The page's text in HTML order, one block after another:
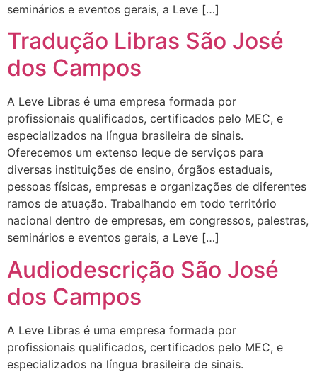
seminários e eventos gerais, a Leve […]
Tradução Libras São José
dos Campos
A Leve Libras é uma empresa formada por
profissionais qualificados, certificados pelo MEC, e
especializados na língua brasileira de sinais.
Oferecemos um extenso leque de serviços para
diversas instituições de ensino, órgãos estaduais,
pessoas físicas, empresas e organizações de diferentes
ramos de atuação. Trabalhando em todo território
nacional dentro de empresas, em congressos, palestras,
seminários e eventos gerais, a Leve […]
Audiodescrição São José
dos Campos
A Leve Libras é uma empresa formada por
profissionais qualificados, certificados pelo MEC, e
especializados na língua brasileira de sinais.